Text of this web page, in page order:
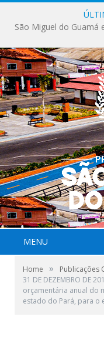
MENU
Home » Publicações
31 DE DEZEMBRO DE
orçamentária anual do
estado do Pará, para o